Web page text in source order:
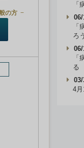
の方
「
「
ろう
「
る
4